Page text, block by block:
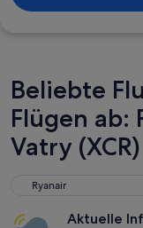
Beliebte
Flügen ab:
Vatry (XCR)
Ryanair
Aktuelle